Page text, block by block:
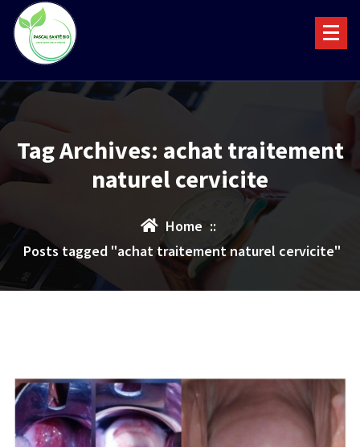
Tag Archives: achat traitement
naturel cervicite
Home ::
Posts tagged "achat traitement naturel cervicite"